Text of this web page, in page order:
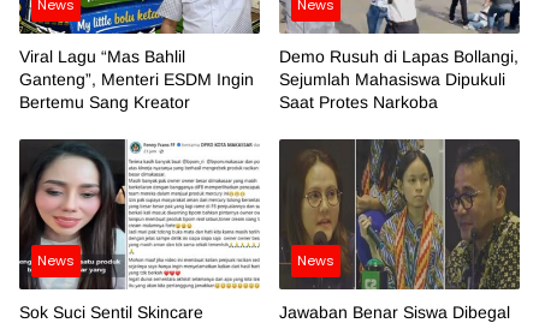
News
Viral Lagu “Mas Bahlil
Ganteng”, Menteri ESDM Ingin
Bertemu Sang Kreator
News
Demo Rusuh di Lapas Bollangi,
Sejumlah Mahasiswa Dipukuli
Saat Protes Narkoba
News
Sok Suci Sentil Skincare
News
Jawaban Benar Siswa Dibegal